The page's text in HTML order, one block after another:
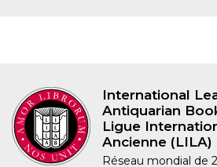
International
Antiquarian
Ligue
Ancienne (LILA)
Réseau mondial de